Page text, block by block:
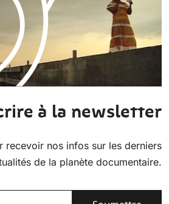
à la newsletter
recevoir nos infos sur les derniers
de la planète documentaire.